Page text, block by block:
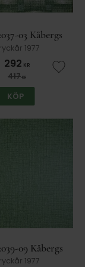
03 Kåbergs
1977
292 KR
417KR Lägg
KÖP
09 Kåbergs
1977